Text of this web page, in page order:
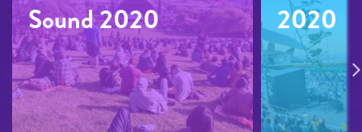
Sound 2020
2020